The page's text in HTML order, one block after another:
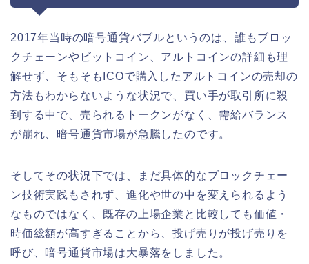
2017年当時の暗号通貨バブルというのは、誰もブロッ
クチェーンやビットコイン、アルトコインの詳細も理
解せず、そもそもICOで購入したアルトコインの売却の
方法もわからないような状況で、買い手が取引所に殺
到する中で、売られるトークンがなく、需給バランス
が崩れ、暗号通貨市場が急騰したのです。
そしてその状況下では、まだ具体的なブロックチェー
ン技術実践もされず、進化や世の中を変えられるよう
なものではなく、既存の上場企業と比較しても価値・
時価総額が高すぎることから、投げ売りが投げ売りを
呼び、暗号通貨市場は大暴落をしました。